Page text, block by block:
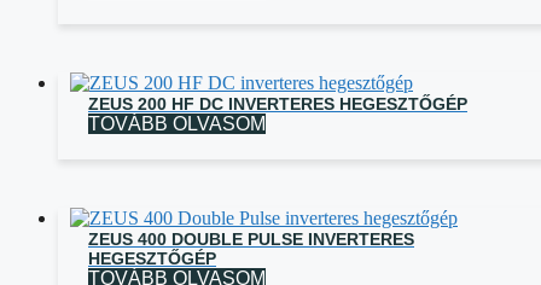
ZEUS 200 HF DC INVERTERES HEGESZTŐGÉP
TOVÁBB OLVASOM
ZEUS 400 DOUBLE PULSE INVERTERES
HEGESZTŐGÉP
TOVÁBB OLVASOM